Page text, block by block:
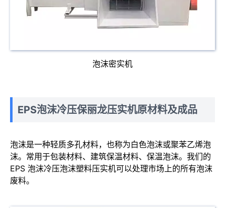
泡沫密实机
EPS泡沫冷压保丽龙压实机原材料及成品
泡沫是一种轻质多孔材料，也称为白色泡沫或聚苯乙烯泡
沫。常用于包装材料、建筑保温材料、保温泡沫。我们的
EPS 泡沫冷压泡沫塑料压实机可以处理市场上的所有泡沫
废料。